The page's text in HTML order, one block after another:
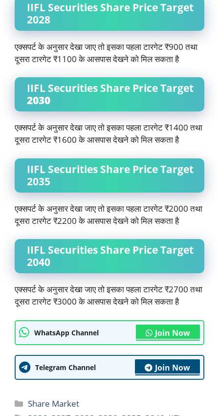
IIFL Securities Share Price Target
2028
एक्सपर्ट के अनुसार देखा जाए तो इसका पहला टारगेट ₹900 तथा
दूसरा टारगेट ₹1100 के आसपास देखने को मिल सकता है
IIFL Securities Share Price Target
2030
एक्सपर्ट के अनुसार देखा जाए तो इसका पहला टारगेट ₹1400 तथा
दूसरा टारगेट ₹1600 के आसपास देखने को मिल सकता है
IIFL Securities Share Price Target
2035
एक्सपर्ट के अनुसार देखा जाए तो इसका पहला टारगेट ₹2000 तथा
दूसरा टारगेट ₹2200 के आसपास देखने को मिल सकता है
IIFL Securities Share Price Target
2040
एक्सपर्ट के अनुसार देखा जाए तो इसका पहला टारगेट ₹2700 तथा
दूसरा टारगेट ₹3000 के आसपास देखने को मिल सकता है
WhatsApp Channel Join Now
Telegram Channel Join Now
Categories
Share Market